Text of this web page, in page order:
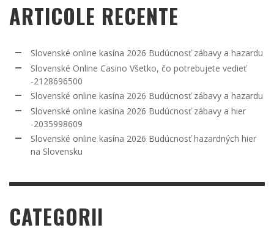
ARTICOLE RECENTE
Slovenské online kasína 2026 Budúcnosť zábavy a hazardu
Slovenské Online Casino Všetko, čo potrebujete vedieť
-2128696500
Slovenské online kasína 2026 Budúcnosť zábavy a hazardu
Slovenské online kasína 2026 Budúcnosť zábavy a hier
-2035998609
Slovenské online kasína 2026 Budúcnosť hazardných hier
na Slovensku
CATEGORII